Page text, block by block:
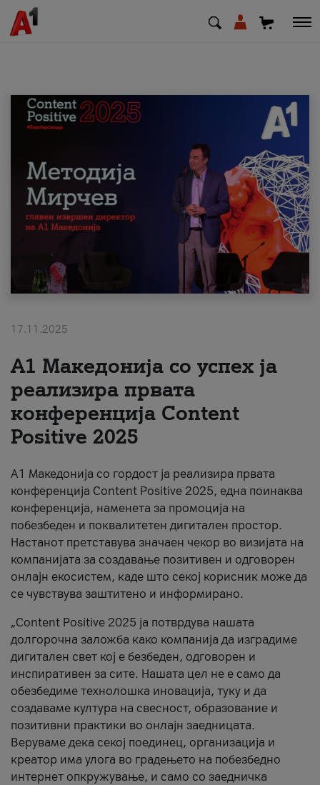
МК EN
Приватни Деловни
Поддршка
Надополни кредит
#ПодобарОнлајн
17.11.2025
А1 Македонија со успех ја
реализира првата
конференција Content
Positive 2025
А1 Македонија со гордост ја реализира првата
конференција Content Positive 2025, една поинаква
конференција, наменета за промоција на
побезбеден и поквалитетен дигитален простор.
Настанот претставува значаен чекор во визијата на
компанијата за создавање позитивен и одговорен
онлајн екосистем, каде што секој корисник може да
се чувствува заштитено и информирано.
„Content Positive 2025 ја потврдува нашата
долгорочна заложба како компанија да изградиме
дигитален свет кој е безбеден, одговорен и
инспиративен за сите. Нашата цел не е само да
обезбедиме технолошка иновација, туку и да
создаваме култура на свесност, образование и
позитивни практики во онлајн заедницата.
Веруваме дека секој поединец, организација и
креатор има улога во градењето на побезбедно
интернет опкружување, и само со заедничка